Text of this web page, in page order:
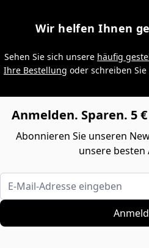
Wir helfen Ihnen
Sehen Sie sich unsere häufig
Ihre Bestellung oder schreiben Sie
Anmelden. Sparen. 5
Abonnieren Sie unseren
unsere besten
E-Mail-Adresse eingeben